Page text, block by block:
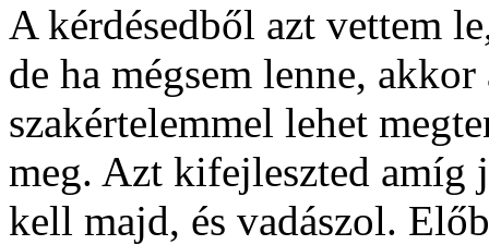
A kérdésedből azt vettem
de ha mégsem lenne, akkor
szakértelemmel lehet
meg. Azt kifejleszted
kell majd, és vadászol.